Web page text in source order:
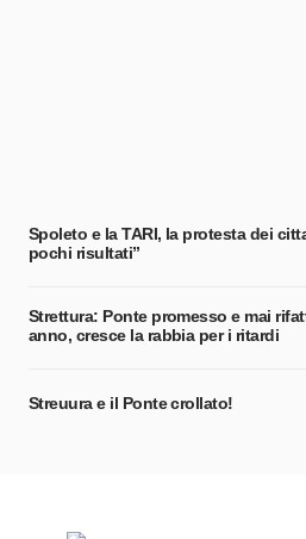
Spoleto e la TARI, la protesta dei
pochi risultati”
Strettura: Ponte promesso e mai
anno, cresce la rabbia per i ritardi
Streuura e il Ponte crollato!